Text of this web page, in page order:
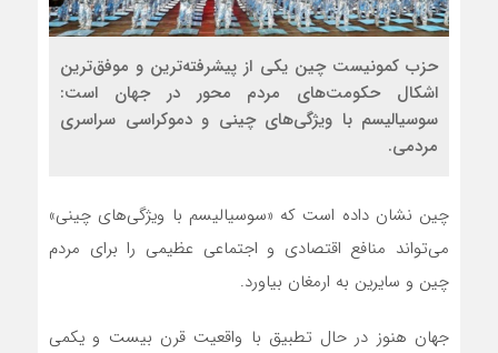
حزب کمونیست چین یکی از پیشرفته‌ترین و موفق‌ترین
اشکال حکومت‌های مردم محور در جهان است:
سوسیالیسم با ویژگی‌های چینی و دموکراسی سراسری
مردمی.
چین نشان داده است که «سوسیالیسم با ویژگی‌های چینی»
می‌تواند منافع اقتصادی و اجتماعی عظیمی را برای مردم
چین و سایرین به ارمغان بیاورد.
جهان هنوز در حال تطبیق با واقعیت قرن بیست و یکمی